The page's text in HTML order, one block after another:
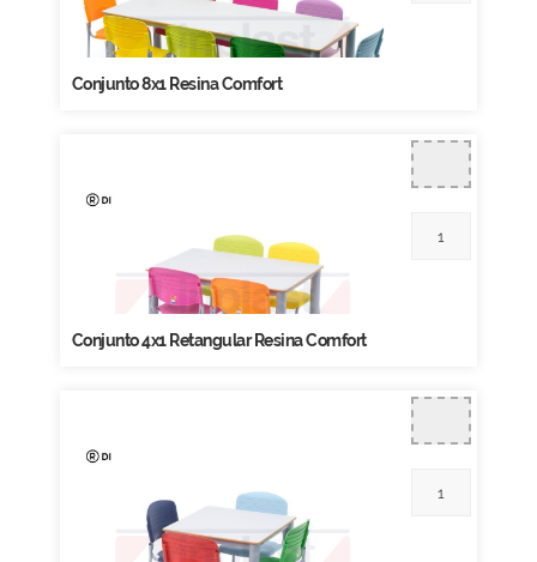
Conjunto 8x1 Resina Comfort
Conjunto 4x1 Retangular Resina Comfort